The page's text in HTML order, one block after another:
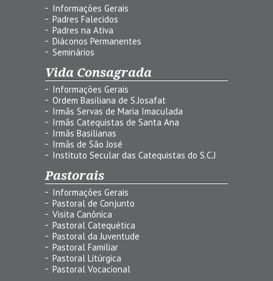
Informações Gerais
Padres Falecidos
Padres na Ativa
Diáconos Permanentes
Seminários
Vida Consagrada
Informações Gerais
Ordem Basiliana de S.Josafat
Irmãs Servas de Maria Imaculada
Irmãs Catequistas de Santa Ana
Irmãs Basilianas
Irmãs de São José
Instituto Secular das Catequistas do S.C.J
Pastorais
Informações Gerais
Pastoral de Conjunto
Visita Canônica
Pastoral Catequética
Pastoral da Juventude
Pastoral Familiar
Pastoral Litúrgica
Pastoral Vocacional